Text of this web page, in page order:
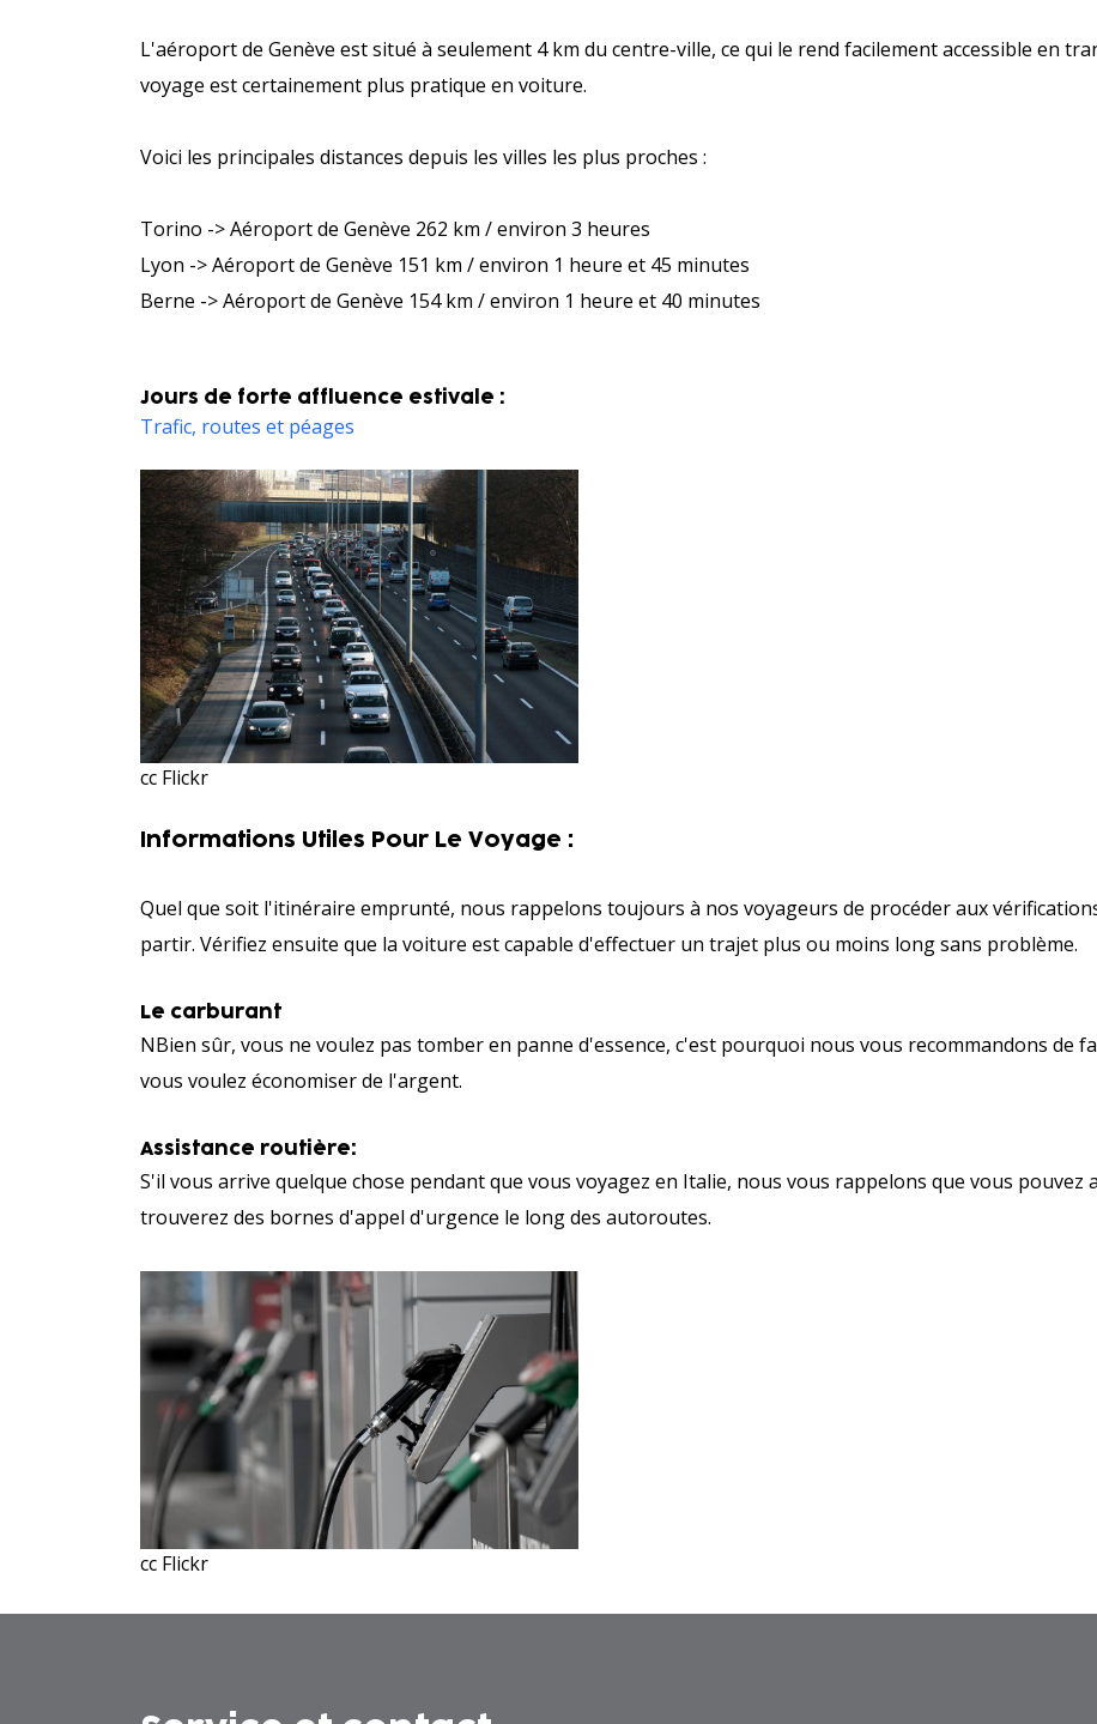
L'aéroport de Genève est situé à seulement 4 km du centre-ville, ce qui le rend facilement accessible en
voyage est certainement plus pratique en voiture.
Voici les principales distances depuis les villes les plus proches :
Torino -> Aéroport de Genève 262 km / environ 3 heures
Lyon -> Aéroport de Genève 151 km / environ 1 heure et 45 minutes
Berne -> Aéroport de Genève 154 km / environ 1 heure et 40 minutes
Jours de forte affluence estivale :
Trafic, routes et péages
cc Flickr
Informations Utiles Pour Le Voyage :
Quel que soit l'itinéraire emprunté, nous rappelons toujours à nos voyageurs de procéder aux
partir. Vérifiez ensuite que la voiture est capable d'effectuer un trajet plus ou moins long sans problème.
Le carburant
NBien sûr, vous ne voulez pas tomber en panne d'essence, c'est pourquoi nous vous recommandons de
vous voulez économiser de l'argent.
Assistance routière:
S'il vous arrive quelque chose pendant que vous voyagez en Italie, nous vous rappelons que vous pouvez
trouverez des bornes d'appel d'urgence le long des autoroutes.
cc Flickr